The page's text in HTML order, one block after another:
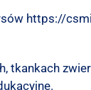
https://
tkankach